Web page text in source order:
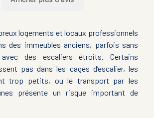
logements et locaux professionnels
des immeubles anciens, parfois sans
des escaliers étroits. Certains
pas dans les cages d’escalier, les
trop petits, ou le transport par les
présente un risque important de